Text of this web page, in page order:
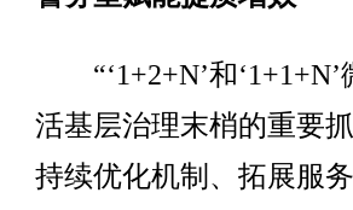
“‘1+2+N’和‘1+1+N’
活基层治理末梢的重要
持续优化机制、拓展服